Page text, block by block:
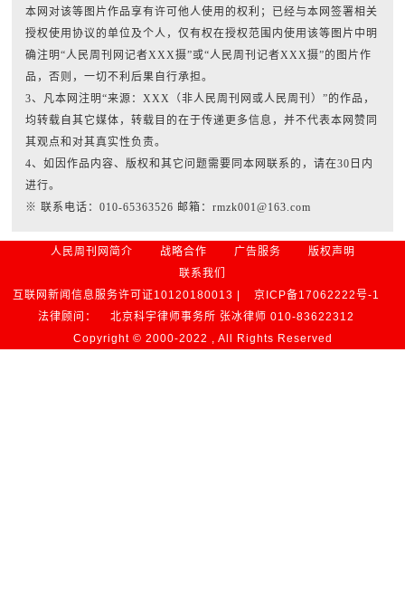
本网对该等图片作品享有许可他人使用的权利；已经与本网签署相关
授权使用协议的单位及个人，仅有权在授权范围内使用该等图片中明
确注明“人民周刊网记者XXX摄”或“人民周刊记者XXX摄”的图片作
品，否则，一切不利后果自行承担。
3、凡本网注明“来源：XXX（非人民周刊网或人民周刊）”的作品，
均转载自其它媒体，转载目的在于传递更多信息，并不代表本网赞同
其观点和对其真实性负责。
4、如因作品内容、版权和其它问题需要同本网联系的，请在30日内
进行。
※ 联系电话：010-65363526 邮箱：rmzk001@163.com
人民周刊网简介 战略合作 广告服务
版权声明
联系我们
互联网新闻信息服务许可证10120180013 |
京ICP备17062222号-1
法律顾问：
北京科宇律师事务所 张冰律师 010-83622312
Copyright © 2000-2022 , All Rights Reserved